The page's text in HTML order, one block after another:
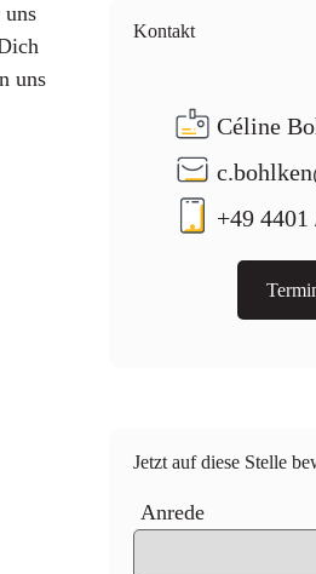
uns
Kontakt
Céline
+49
Jetzt auf diese Stelle
Anrede